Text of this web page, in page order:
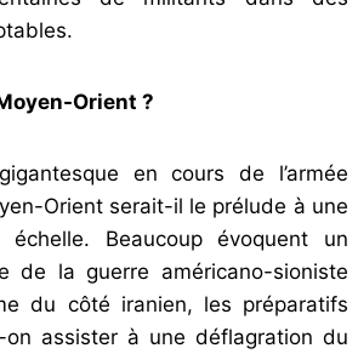
Orient ?
en cours de l’armée
Orient serait-il le prélude à une
Beaucoup évoquent un
de la guerre américano-sioniste
du côté iranien, les préparatifs
on assister à une déflagration du